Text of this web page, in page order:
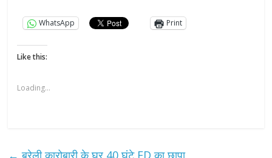
WhatsApp Print
Like this:
Loading...
← बरेली कारोबारी के घर 40 घंटे ED का छापा